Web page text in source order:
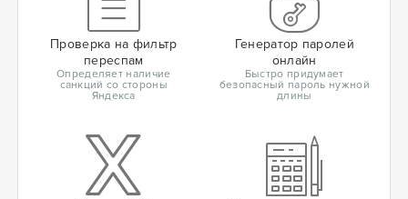
Проверка на фильтр
переспам
Определяет наличие
санкций со стороны
Яндекса
Генератор паролей
онлайн
Быстро придумает
безопасный пароль нужной
длины